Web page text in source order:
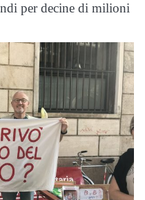
per decine di milioni